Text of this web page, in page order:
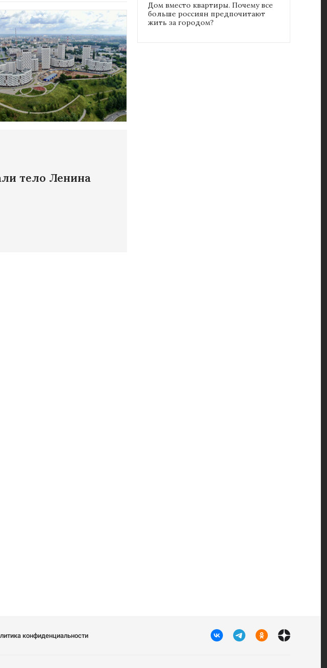
тело Ленина
Дом вместо квартиры. Почему все
больше россиян предпочитают
жить за городом?
конфиденциальности